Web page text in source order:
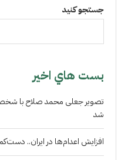
جستجو کنید
بست هاي اخير
تصویر جعلی محمد صلاح با
شد
افزایش اعدام‌ها در ایران.. دست‌کم ۷۱ نفر در ژوئیه اعدام